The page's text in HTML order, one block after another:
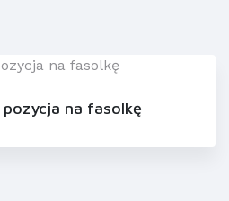
na fasolkę